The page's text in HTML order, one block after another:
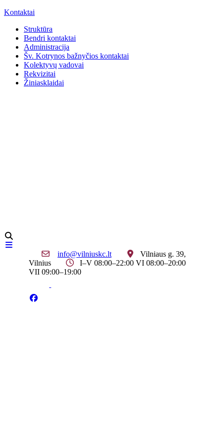
Kontaktai
Struktūra
Bendri kontaktai
Administracija
Šv. Kotrynos bažnyčios kontaktai
Kolektyvų vadovai
Rekvizitai
Žiniasklaidai
info@vilniuskc.lt
Vilniaus g. 39,
Vilnius
I–V 08:00–22:00 VI 08:00–20:00
VII 09:00–19:00